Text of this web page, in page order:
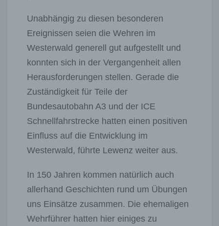
Unabhängig zu diesen besonderen
Ereignissen seien die Wehren im
Westerwald generell gut aufgestellt und
konnten sich in der Vergangenheit allen
Herausforderungen stellen. Gerade die
Zuständigkeit für Teile der
Bundesautobahn A3 und der ICE
Schnellfahrstrecke hatten einen positiven
Einfluss auf die Entwicklung im
Westerwald, führte Lewenz weiter aus.
In 150 Jahren kommen natürlich auch
allerhand Geschichten rund um Übungen
uns Einsätze zusammen. Die ehemaligen
Wehrführer hatten hier einiges zu